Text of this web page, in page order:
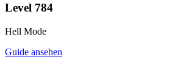
Level 784
Hell Mode
Guide ansehen